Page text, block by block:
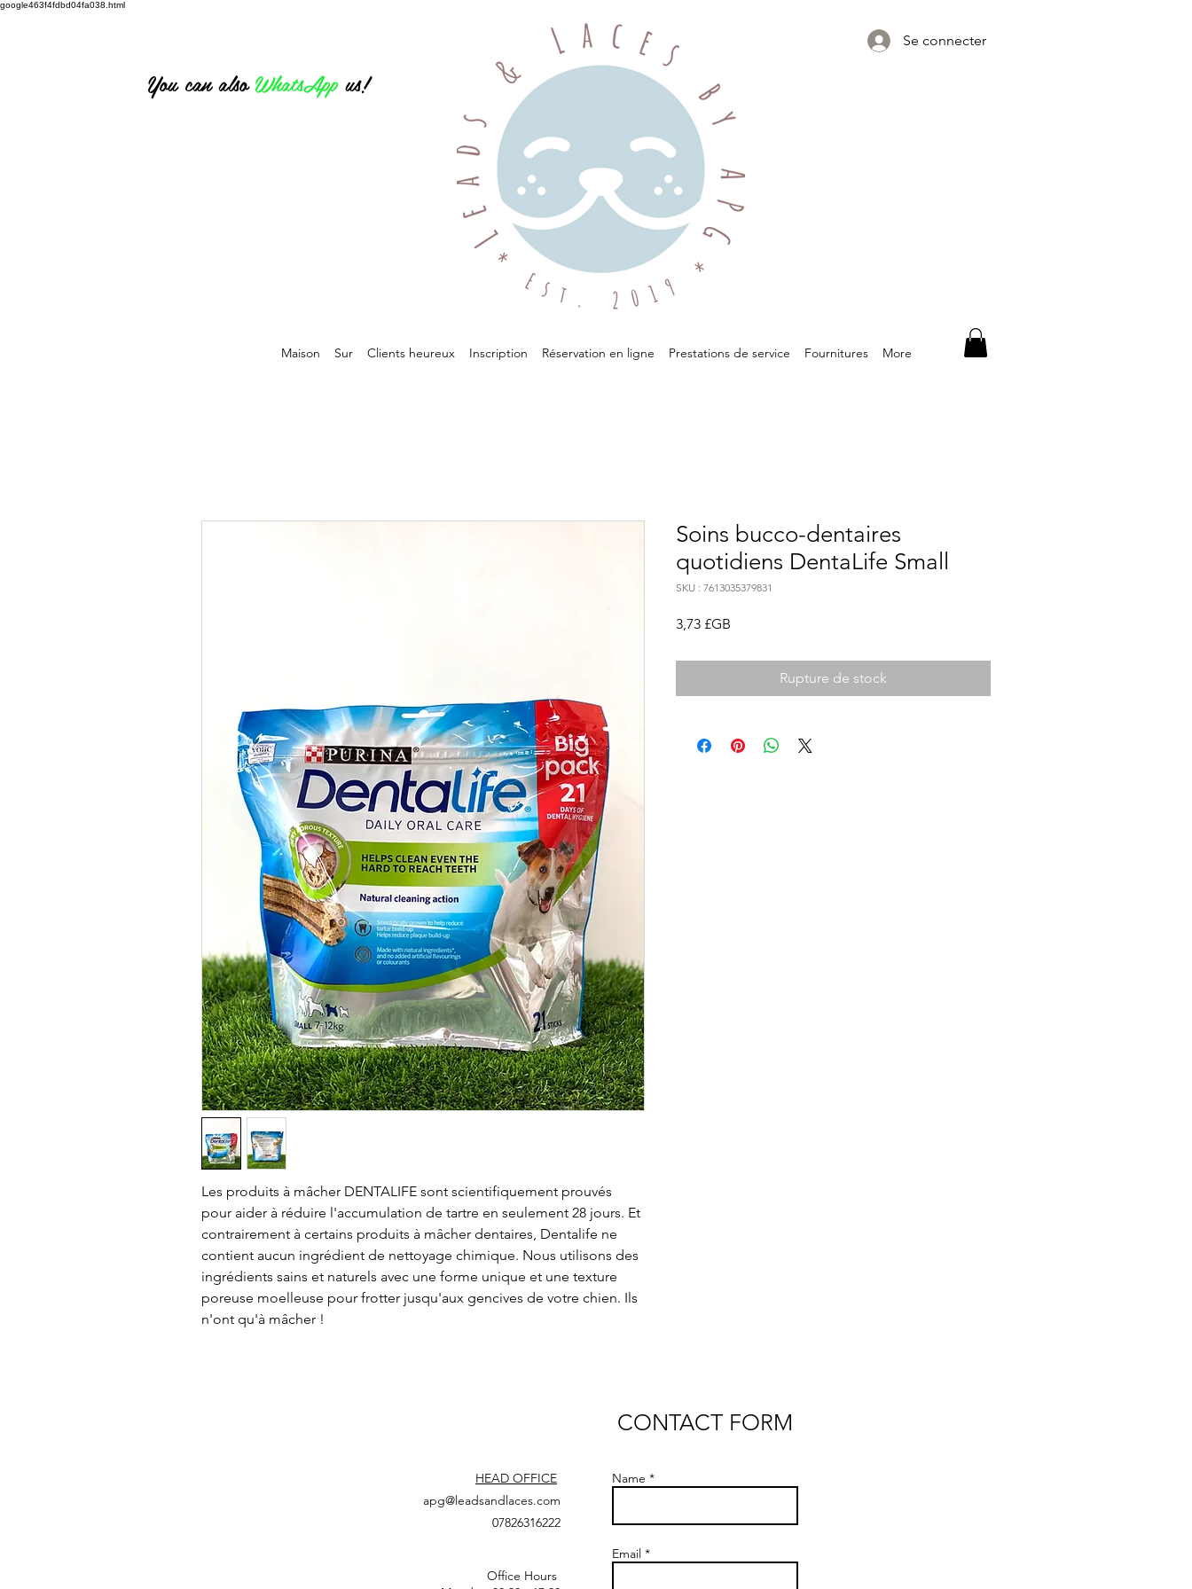
google463f4fdbd04fa038.html
You can alsoWhatsAppus!
Se connecter
Maison Sur Clients heureux Inscription Réservation en ligne Prestations de service Fournitures More
Les produits à mâcher DENTALIFE sont scientifiquement prouvés
pour aider à réduire l'accumulation de tartre en seulement 28 jours. Et
contrairement à certains produits à mâcher dentaires, Dentalife ne
contient aucun ingrédient de nettoyage chimique. Nous utilisons des
ingrédients sains et naturels avec une forme unique et une texture
poreuse moelleuse pour frotter jusqu'aux gencives de votre chien. Ils
n'ont qu'à mâcher !
Soins bucco-dentaires
quotidiens DentaLife Small
SKU : 7613035379831
3,73 £GB
Rupture de stock
HEAD OFFICE
apg@leadsandlaces.com
07826316222
Office Hours
CONTACT FORM
Name
Email